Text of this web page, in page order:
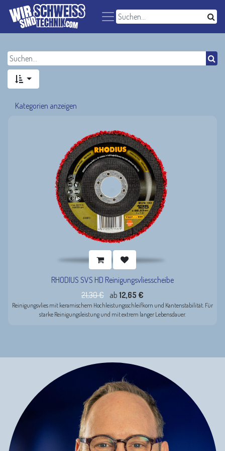
Kategorien anzeigen
RHODIUS SVS HD Reinigungsvliesscheibe
21,30€ ab 12,65 €
Reinigungsvlies mit keramischem Hochleistungsschleifkorn und Kantenstabilität. Für
starke Reinigungsleistung und mit extrem langer Lebensdauer.